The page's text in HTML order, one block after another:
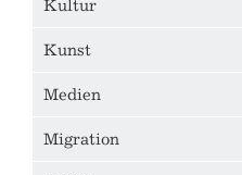
Kultur
Kunst
Medien
Migration